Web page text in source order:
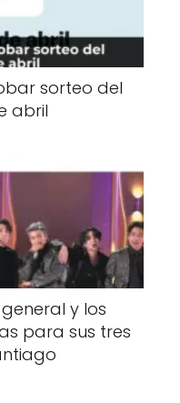
sorteo del
abril
general y los
para sus tres